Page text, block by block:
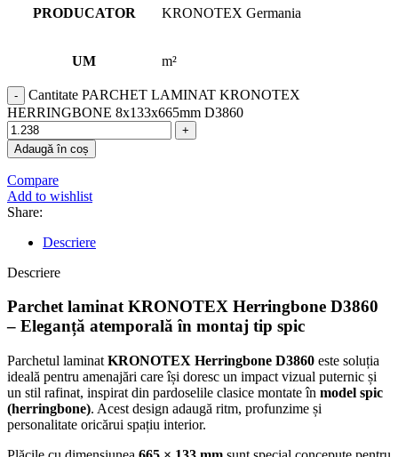
PRODUCATOR KRONOTEX Germania
UM m²
Cantitate PARCHET LAMINAT KRONOTEX
HERRINGBONE 8x133x665mm D3860
Adaugă în coș
Compare
Add to wishlist
Share:
Descriere
Descriere
Parchet laminat KRONOTEX Herringbone D3860
– Eleganță atemporală în montaj tip spic
Parchetul laminat KRONOTEX Herringbone D3860 este soluția
ideală pentru amenajări care își doresc un impact vizual puternic și
un stil rafinat, inspirat din pardoselile clasice montate în model spic
(herringbone). Acest design adaugă ritm, profunzime și
personalitate oricărui spațiu interior.